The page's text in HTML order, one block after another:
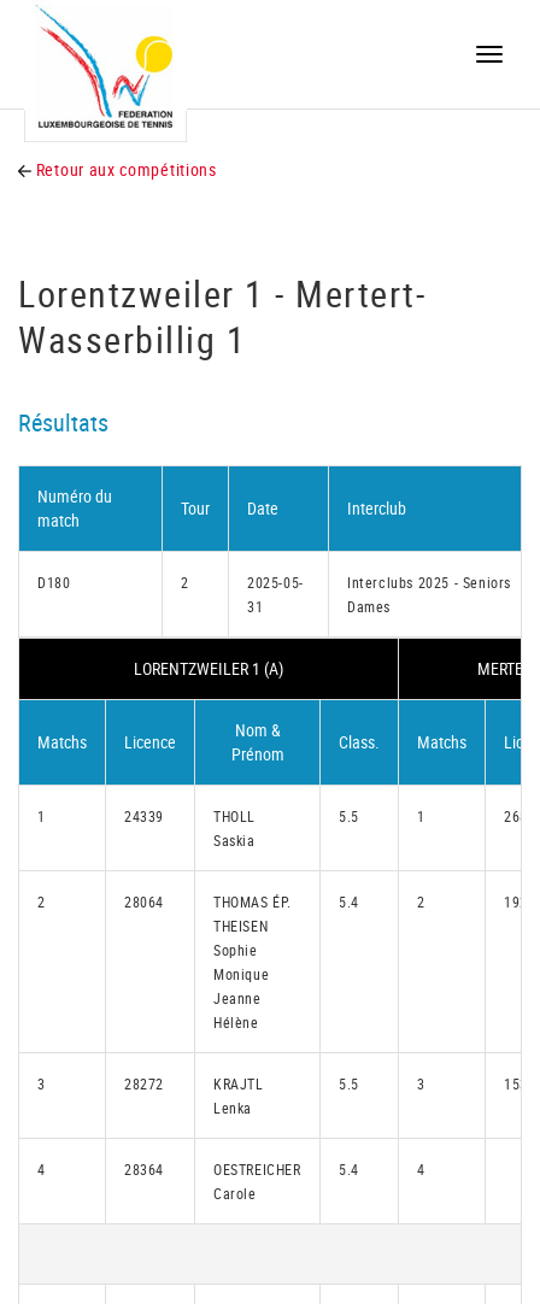
Toggle
Retour aux compétitions
Lorentzweiler 1 - Mertert-
Wasserbillig 1
Résultats
Numéro du
match
Tour Date Interclub
D180 2
2025-05-
31
Interclubs 2025 - Seniors
Dames
LORENTZWEILER 1 (A)
Matchs Licence
Nom &
Prénom
Class. Matchs
1 24339
THOLL
Saskia
5.5 1
2 28064
THOMAS ÉP.
THEISEN
Sophie
Monique
Jeanne
Hélène
5.4 2
3 28272
KRAJTL
Lenka
5.5 3
4 28364
OESTREICHER
Carole
5.4 4